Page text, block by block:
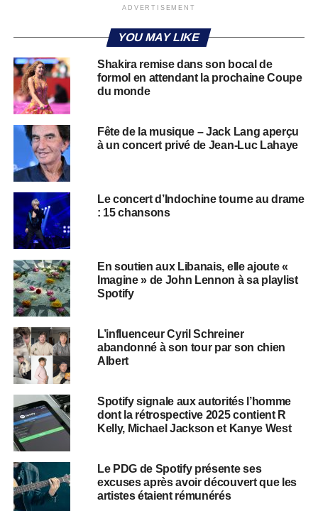
ADVERTISEMENT
YOU MAY LIKE
Shakira remise dans son bocal de
formol en attendant la prochaine Coupe
du monde
Fête de la musique – Jack Lang aperçu
à un concert privé de Jean-Luc Lahaye
Le concert d’Indochine tourne au drame
: 15 chansons
​​En soutien aux Libanais, elle ajoute «
Imagine » de John Lennon à sa playlist
Spotify
L’influenceur Cyril Schreiner
abandonné à son tour par son chien
Albert
Spotify signale aux autorités l’homme
dont la rétrospective 2025 contient R
Kelly, Michael Jackson et Kanye West
Le PDG de Spotify présente ses
excuses après avoir découvert que les
artistes étaient rémunérés